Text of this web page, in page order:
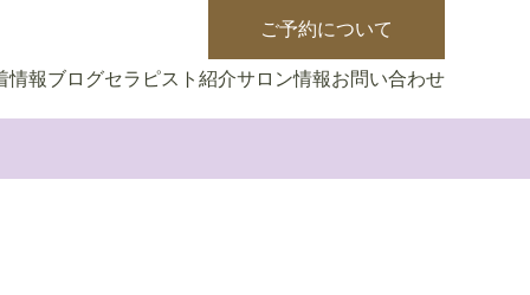
ご予約について
情報ブログセラピスト紹介サロン情報お問い合わせ